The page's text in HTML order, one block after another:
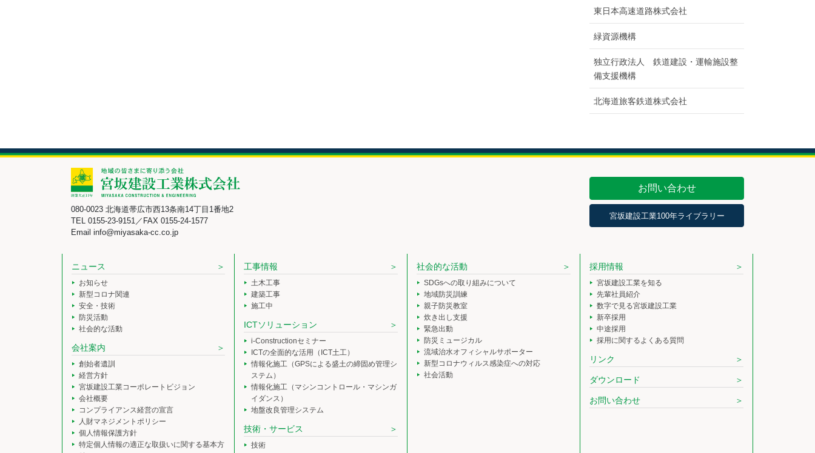
東日本高速道路株式会社
緑資源機構
独立行政法人 鉄道建設・運輸施設整
備支援機構
北海道旅客鉄道株式会社
080-0023 北海道帯広市西13条南14丁目1番地2
TEL 0155-23-9151／FAX 0155-24-1577
Email info@miyasaka-cc.co.jp
お問い合わせ
宮坂建設工業100年ライブラリー
ニュース
お知らせ
新型コロナ関連
安全・技術
防災活動
社会的な活動
会社案内
創始者遺訓
経営方針
宮坂建設工業コーポレートビジョン
会社概要
コンプライアンス経営の宣言
人財マネジメントポリシー
個人情報保護方針
特定個人情報の適正な取扱いに関する基本方
工事情報
土木工事
建築工事
施工中
ICTソリューション
i-Constructionセミナー
ICTの全面的な活用（ICT土工）
情報化施工（GPSによる盛土の締固め管理シ
ステム）
情報化施工（マシンコントロール・マシンガ
イダンス）
地盤改良管理システム
技術・サービス
技術
社会的な活動
SDGsへの取り組みについて
地域防災訓練
親子防災教室
炊き出し支援
緊急出動
防災ミュージカル
流域治水オフィシャルサポーター
新型コロナウィルス感染症への対応
社会活動
採用情報
宮坂建設工業を知る
先輩社員紹介
数字で見る宮坂建設工業
新卒採用
中途採用
採用に関するよくある質問
リンク
ダウンロード
お問い合わせ